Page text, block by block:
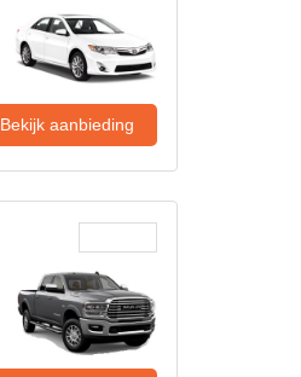
Bekijk aanbieding